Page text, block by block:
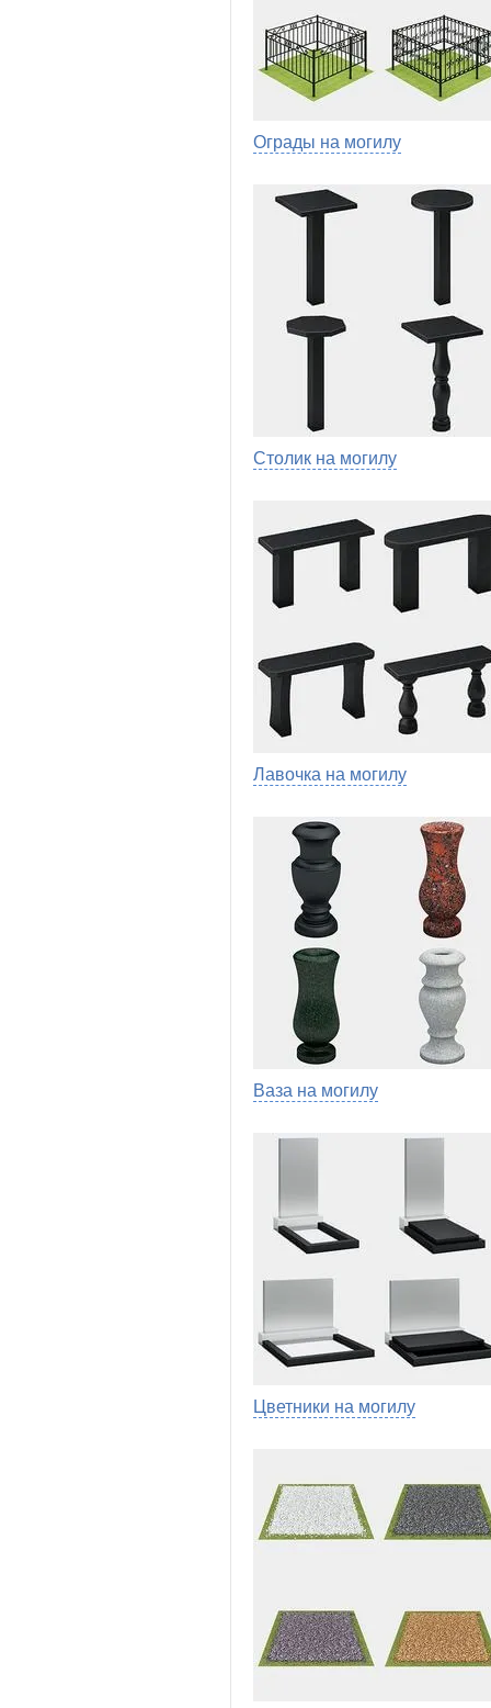
Ограды на могилу
Столик на могилу
Лавочка на могилу
Ваза на могилу
Цветники на могилу